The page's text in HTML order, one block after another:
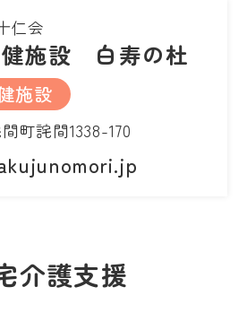
仁会
施設 白寿の杜
施設
町詫間1338-170
介護支援